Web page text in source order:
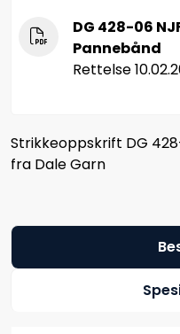
DG 428-06
Pannebånd
Rettelse
Strikkeoppskrift DG
fra Dale Garn